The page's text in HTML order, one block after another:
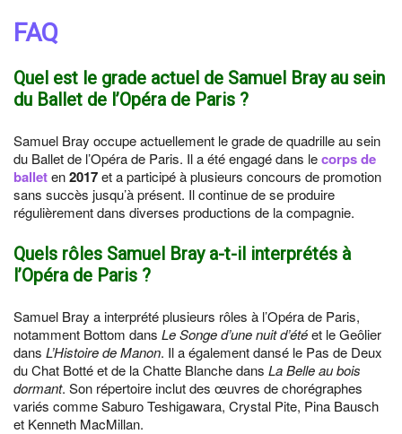
FAQ
Quel est le grade actuel de Samuel Bray au sein
du Ballet de l’Opéra de Paris ?
Samuel Bray occupe actuellement le grade de quadrille au sein
du Ballet de l’Opéra de Paris. Il a été engagé dans lecorps de
balleten2017et a participé à plusieurs concours de promotion
sans succès jusqu’à présent. Il continue de se produire
régulièrement dans diverses productions de la compagnie.
Quels rôles Samuel Bray a-t-il interprétés à
l’Opéra de Paris ?
Samuel Bray a interprété plusieurs rôles à l’Opéra de Paris,
notamment Bottom dans Le Songe d’une nuit d’étéet le Geôlier
dans L’Histoire de Manon. Il a également dansé le Pas de Deux
du Chat Botté et de la Chatte Blanche dans La Belle au bois
dormant. Son répertoire inclut des œuvres de chorégraphes
variés comme Saburo Teshigawara, Crystal Pite, Pina Bausch
et Kenneth MacMillan.